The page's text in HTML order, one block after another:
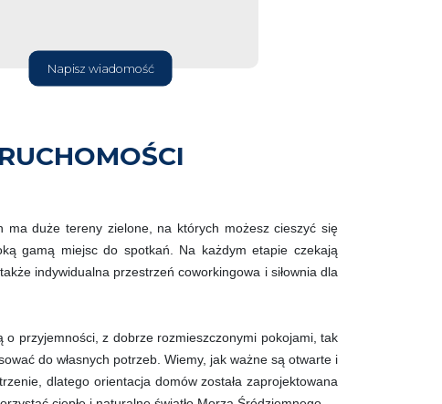
Napisz wiadomość
ma duże tereny zielone, na których możesz cieszyć się
gamą miejsc do spotkań. Na każdym etapie czekają
indywidualna przestrzeń coworkingowa i siłownia dla
o przyjemności, z dobrze rozmieszczonymi pokojami, tak
do własnych potrzeb. Wiemy, jak ważne są otwarte i
dlatego orientacja domów została zaprojektowana